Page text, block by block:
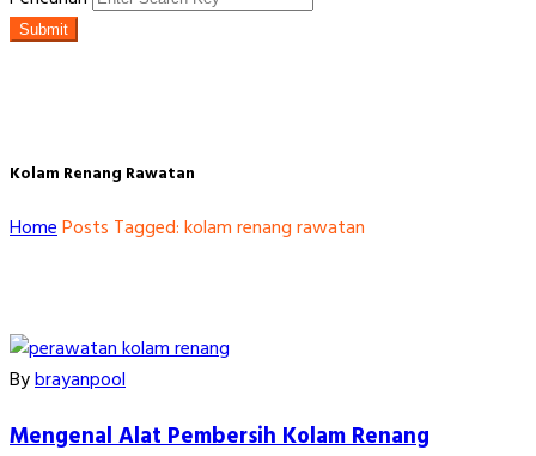
Submit
Kolam Renang Rawatan
HomePosts Tagged: kolam renang rawatan
Bybrayanpool
Mengenal Alat Pembersih Kolam Renang